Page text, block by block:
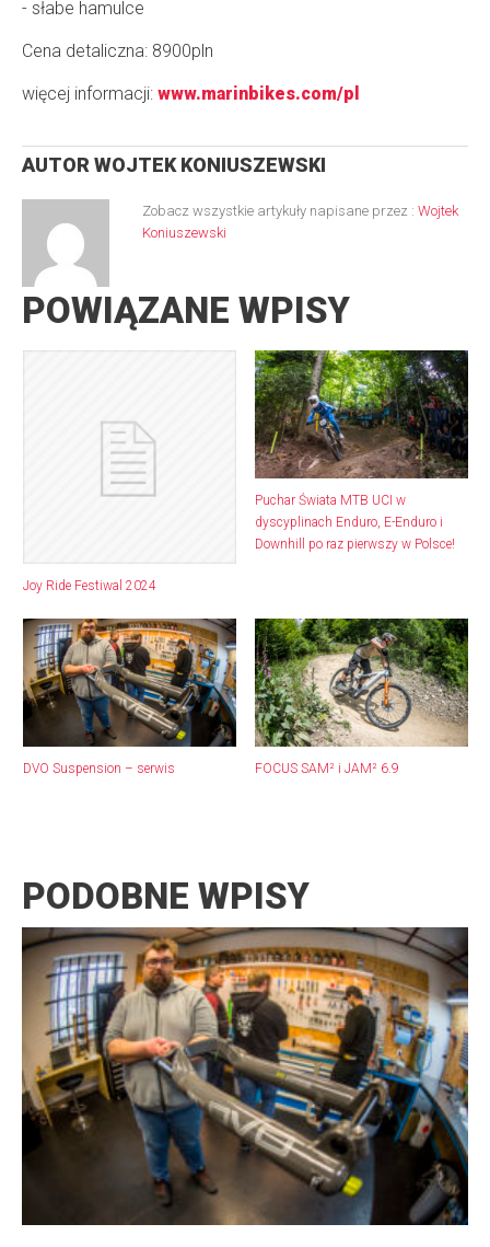
- słabe hamulce
Cena detaliczna: 8900pln
więcej informacji: www.marinbikes.com/pl
AUTOR WOJTEK KONIUSZEWSKI
Zobacz wszystkie artykuły napisane przez : Wojtek
Koniuszewski
POWIĄZANE WPISY
Joy Ride Festiwal 2024
Puchar Świata MTB UCI w
dyscyplinach Enduro, E-Enduro i
Downhill po raz pierwszy w Polsce!
DVO Suspension – serwis FOCUS SAM² i JAM² 6.9
PODOBNE WPISY